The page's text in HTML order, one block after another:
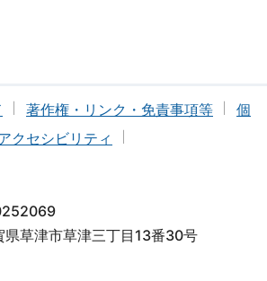
著作権・リンク・免責事項等
個
クセシビリティ
草津市草津三丁目13番30号